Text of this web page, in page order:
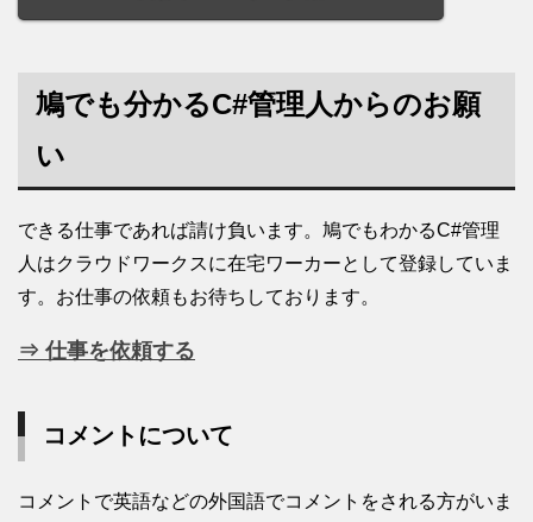
鳩でも分かるC#管理人からのお願
い
できる仕事であれば請け負います。鳩でもわかるC#管理
人はクラウドワークスに在宅ワーカーとして登録していま
す。お仕事の依頼もお待ちしております。
⇒ 仕事を依頼する
コメントについて
コメントで英語などの外国語でコメントをされる方がいま